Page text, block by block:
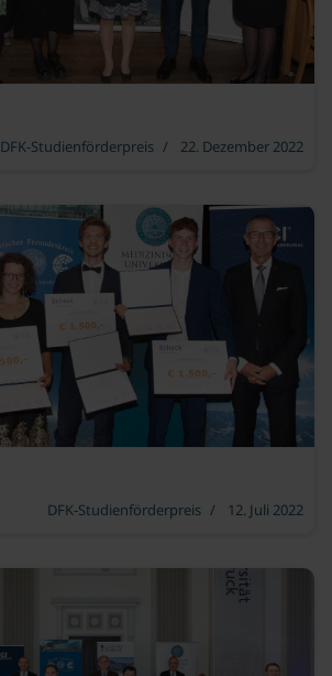
DFK-Studienförderpreis 22. Dezember 2022
DFK-Studienförderpreis 12. Juli 2022